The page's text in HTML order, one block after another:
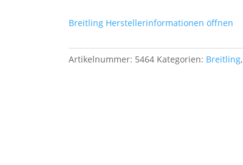
Breitling Herstellerinformationen öffnen
Artikelnummer: 5464 Kategorien: Breitling,